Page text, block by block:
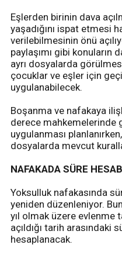
Eşlerden birinin dava
yaşadığını ispat etmesi
verilebilmesinin önü
paylaşımı gibi konuların
ayrı dosyalarda
çocuklar ve eşler için
uygulanabilecek.
Boşanma ve nafakaya
derece mahkemelerinde
uygulanması
dosyalarda mevcut
NAFAKADA SÜRE
Yoksulluk nafakasında
yeniden düzenleniyor.
yıl olmak üzere evlenme
açıldığı tarih arasındaki
hesaplanacak.